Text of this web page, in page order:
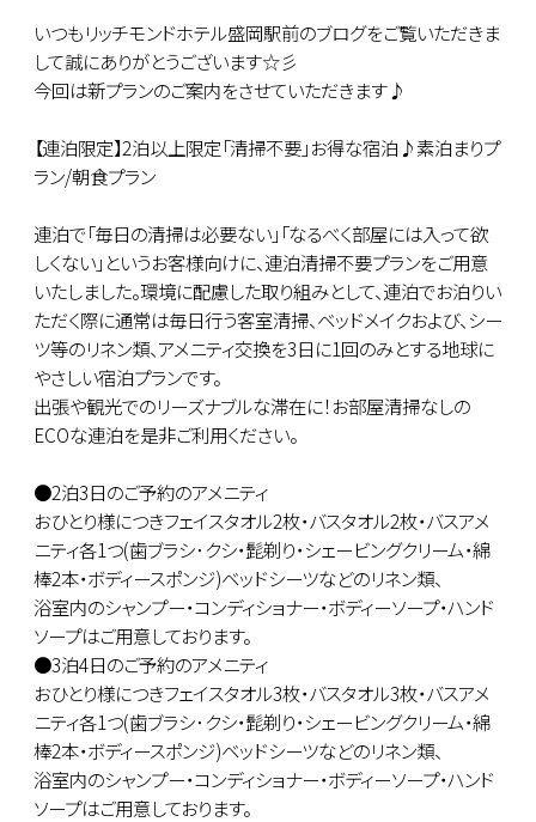
いつもリッチモンドホテル盛岡駅前のブログをご覧いただきま
して誠にありがとうございます☆彡
今回は新プランのご案内をさせていただきます♪
【連泊限定】2泊以上限定「清掃不要」お得な宿泊♪素泊まりプ
ラン/朝食プラン
連泊で「毎日の清掃は必要ない」「なるべく部屋には入って欲
しくない」というお客様向けに、連泊清掃不要プランをご用意
いたしました。環境に配慮した取り組みとして、連泊でお泊りい
ただく際に通常は毎日行う客室清掃、ベッドメイクおよび、シー
ツ等のリネン類、アメニティ交換を3日に1回のみとする地球に
やさしい宿泊プランです。
出張や観光でのリーズナブルな滞在に！お部屋清掃なしの
ECOな連泊を是非ご利用ください。
●2泊3日のご予約のアメニティ
おひとり様につきフェイスタオル2枚・バスタオル2枚・バスアメ
ニティ各1つ(歯ブラシ･クシ・髭剃り・シェービングクリーム・綿
棒2本・ボディースポンジ)ベッドシーツなどのリネン類、
浴室内のシャンプー・コンディショナー・ボディーソープ・ハンド
ソープはご用意しております。
●3泊4日のご予約のアメニティ
おひとり様につきフェイスタオル3枚・バスタオル3枚・バスアメ
ニティ各1つ(歯ブラシ･クシ・髭剃り・シェービングクリーム・綿
棒2本・ボディースポンジ)ベッドシーツなどのリネン類、
浴室内のシャンプー・コンディショナー・ボディーソープ・ハンド
ソープはご用意しております。